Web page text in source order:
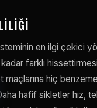
en ilgi çekici
kadar farklı
maçlarına hiç
hafif sikletler hız,